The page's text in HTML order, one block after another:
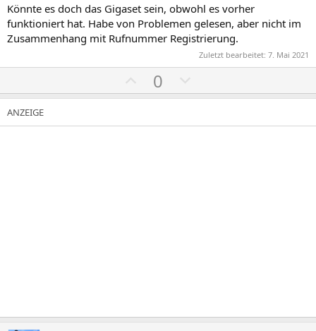
Könnte es doch das Gigaset sein, obwohl es vorher
funktioniert hat. Habe von Problemen gelesen, aber nicht im
Zusammenhang mit Rufnummer Registrierung.
Zuletzt bearbeitet: 7. Mai 2021
o
i
0
e
a